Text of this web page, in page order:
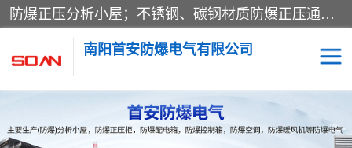
防爆正压分析小屋；不锈钢、碳钢材质防爆正压通风柜，分上下、左右、外挂三种款式；立式、挂式防爆配电柜体；不锈钢、碳钢防爆变频、磁力、星三角启动器；不锈钢、碳钢、铸铝防爆控制箱柜；可操作按键、多块式防爆仪表箱；多材质防爆接线箱；台式防爆电脑、防爆监视器。产品适配石油、化工、煤炭、电力、纺织、酿酒、航天、铁路、冶金、船舶、消防、市政等多行业工况使用。
南阳首安防爆电气有限公司
防爆小屋 防爆正压柜